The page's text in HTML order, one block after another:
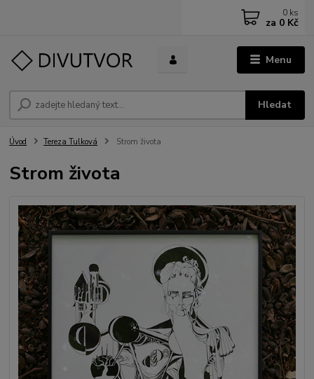
Menu
Hledat
0 ks
za 0 Kč
Úvod Tereza Tulková Strom života
Strom života